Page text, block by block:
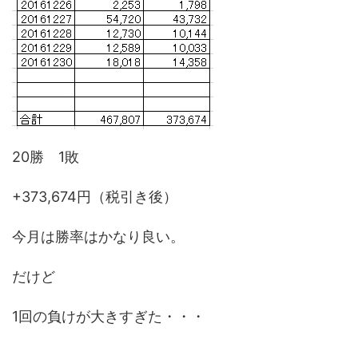
20勝 1敗
+373,674円（税引き後）
今月は勝率はかなり良い。
だけど
1回の負けが大きすぎた・・・